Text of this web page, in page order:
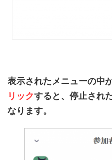
表示されたメニューの中
リックすると、停止され
なります。